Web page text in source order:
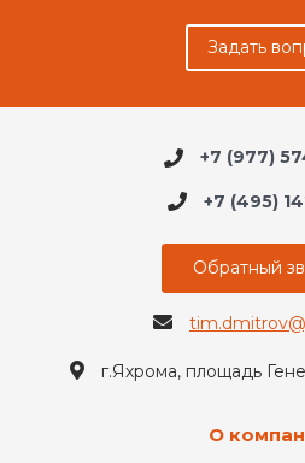
Задать
+7 (977)
+7 (495)
Обратный
г.Яхрома, площадь
О